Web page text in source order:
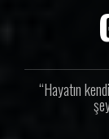
“Hayatın